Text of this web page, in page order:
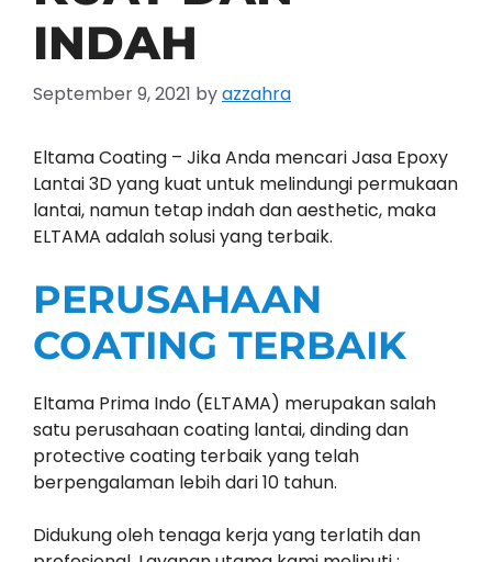
INDAH
September 9, 2021 byazzahra
Eltama Coating – Jika Anda mencari Jasa Epoxy
Lantai 3D yang kuat untuk melindungi permukaan
lantai, namun tetap indah dan aesthetic, maka
ELTAMA adalah solusi yang terbaik.
PERUSAHAAN
COATING TERBAIK
Eltama Prima Indo (ELTAMA) merupakan salah
satu perusahaan coating lantai, dinding dan
protective coating terbaik yang telah
berpengalaman lebih dari 10 tahun.
Didukung oleh tenaga kerja yang terlatih dan